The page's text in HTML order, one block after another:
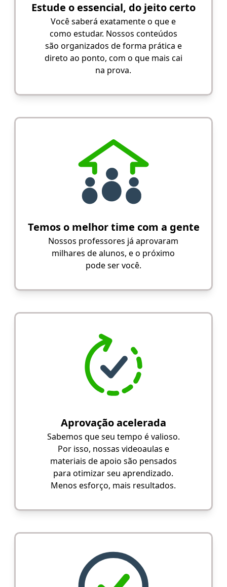
Estude o essencial, do jeito certo
Você saberá exatamente o que e
como estudar. Nossos conteúdos
são organizados de forma prática e
direto ao ponto, com o que mais cai
na prova.
Temos o melhor time com a gente
Nossos professores já aprovaram
milhares de alunos, e o próximo
pode ser você.
Aprovação acelerada
Sabemos que seu tempo é valioso.
Por isso, nossas videoaulas e
materiais de apoio são pensados
para otimizar seu aprendizado.
Menos esforço, mais resultados.